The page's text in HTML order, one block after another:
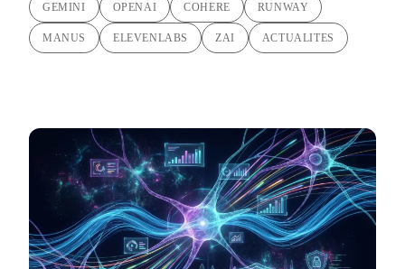
GEMINI OPENAI COHERE RUNWAY
MANUS ELEVENLABS ZAI ACTUALITES